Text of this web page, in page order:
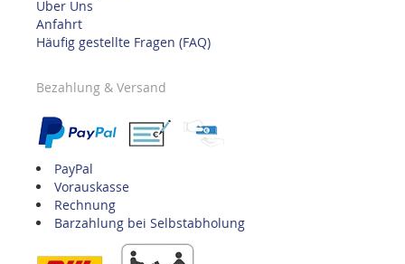
Über Uns
Anfahrt
Häufig gestellte Fragen (FAQ)
Bezahlung & Versand
PayPal
Vorauskasse
Rechnung
Barzahlung bei Selbstabholung